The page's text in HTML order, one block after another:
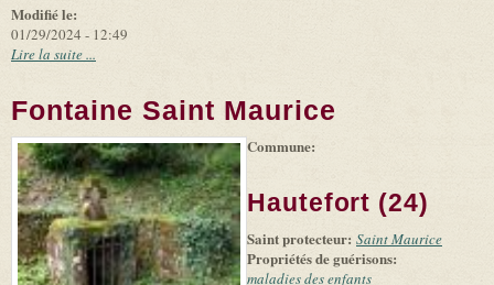
Modifié le:
01/29/2024 - 12:49
Lire la suite ...
Fontaine Saint Maurice
-
Leaflet (link is
|
Tiles
(link is
external)
©
Microsoft
and
suppliers
Commune:
Hautefort (24)
Saint protecteur: Saint Maurice
Propriétés de guérisons:
maladies des enfants